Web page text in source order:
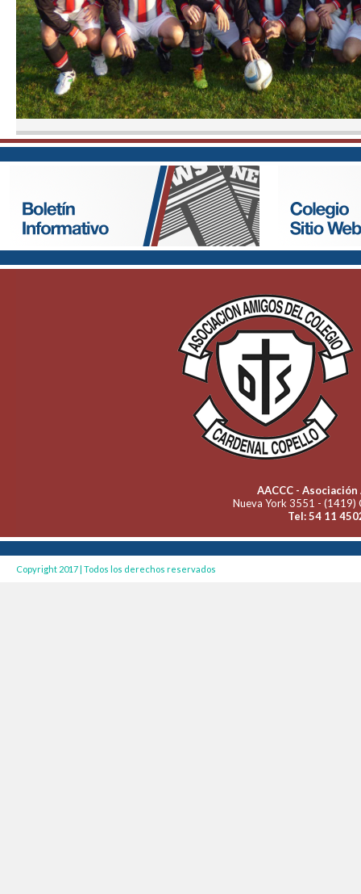
AACCC -
Nueva York 3551 - (1419)
Tel: 54 11
Copyright 2017 | Todos los derechos reservados